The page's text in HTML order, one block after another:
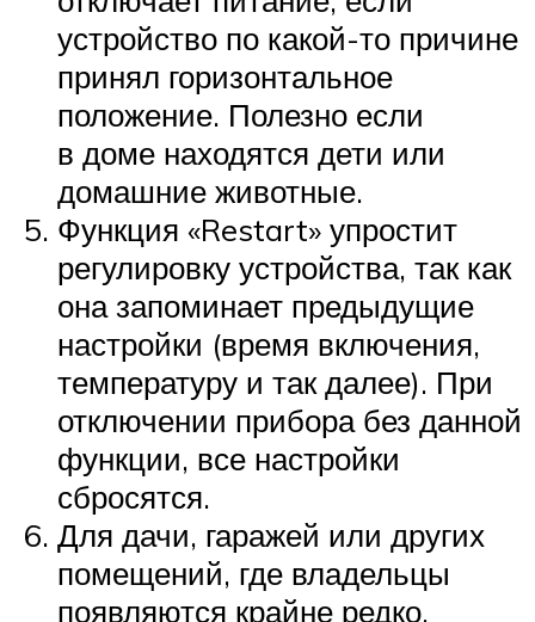
устройство по какой-то причине
принял горизонтальное
положение. Полезно если
в доме находятся дети или
домашние животные.
Функция «Restart» упростит
регулировку устройства, так как
она запоминает предыдущие
настройки (время включения,
температуру и так далее). При
отключении прибора без данной
функции, все настройки
сбросятся.
Для дачи, гаражей или других
помещений, где владельцы
появляются крайне редко,